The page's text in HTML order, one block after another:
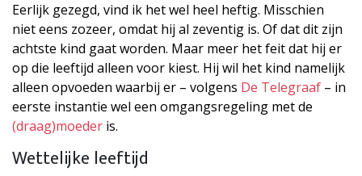
Eerlijk gezegd, vind ik het wel heel heftig. Misschien
niet eens zozeer, omdat hij al zeventig is. Of dat dit zijn
achtste kind gaat worden. Maar meer het feit dat hij er
op die leeftijd alleen voor kiest. Hij wil het kind namelijk
alleen opvoeden waarbij er – volgens De Telegraaf – in
eerste instantie wel een omgangsregeling met de
(draag)moeder is.
Wettelijke leeftijd